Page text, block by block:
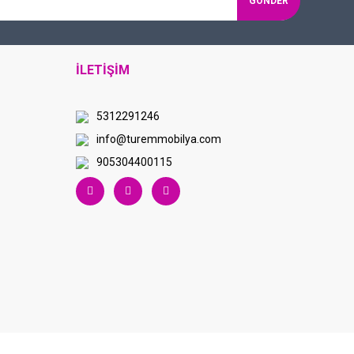
İLETİŞİM
5312291246
info@turemmobilya.com
905304400115